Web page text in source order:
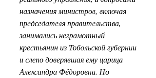
назначения министров, включая
председателя правительства,
занимались неграмотный
крестьянин из Тобольской губернии
и слепо доверявшая ему царица
Александра Фёдоровна. Но